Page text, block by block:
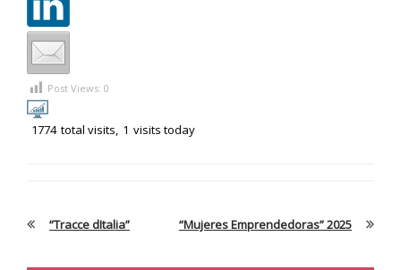
Post Views: 0
1774 total visits, 1 visits today
“Tracce dItalia” “Mujeres Emprendedoras” 2025